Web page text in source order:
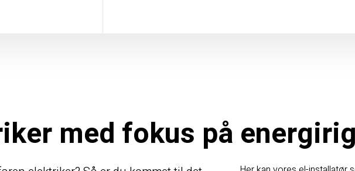
med fokus på